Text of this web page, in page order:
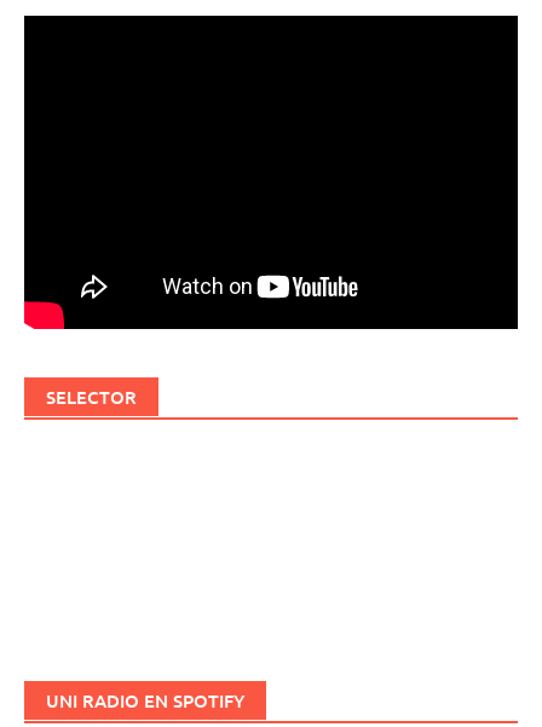
SELECTOR
UNI RADIO EN SPOTIFY